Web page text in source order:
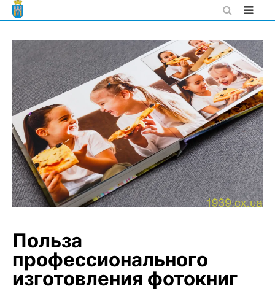
Skip
to
Польза
профессионального
изготовления фотокниг